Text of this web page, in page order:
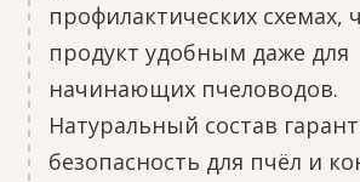
профилактических схемах,
продукт удобным даже для
начинающих пчеловодов.
Натуральный состав
безопасность для пчёл и